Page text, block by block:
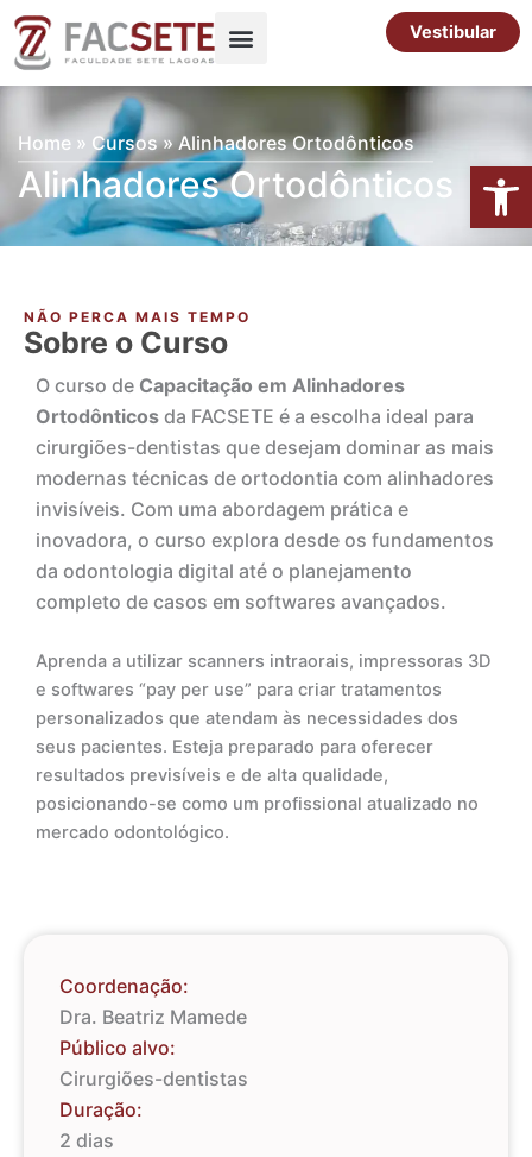
para
Vestibular
Home » Cursos»Alinhadores Ortodônticos
Alinhadores Ortodônticos
NÃO PERCA MAIS TEMPO
Sobre o Curso
O curso de Capacitação em Alinhadores
Ortodônticos da FACSETE é a escolha ideal para
cirurgiões-dentistas que desejam dominar as mais
modernas técnicas de ortodontia com alinhadores
invisíveis. Com uma abordagem prática e
inovadora, o curso explora desde os fundamentos
da odontologia digital até o planejamento
completo de casos em softwares avançados.
Aprenda a utilizar scanners intraorais, impressoras 3D
e softwares “pay per use” para criar tratamentos
personalizados que atendam às necessidades dos
seus pacientes. Esteja preparado para oferecer
resultados previsíveis e de alta qualidade,
posicionando-se como um profissional atualizado no
mercado odontológico.
Coordenação:
Dra. Beatriz Mamede
Público alvo:
Cirurgiões-dentistas
Duração:
2 dias
Abrir